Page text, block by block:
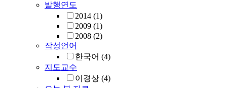
발행연도
2014 (1)
2009 (1)
2008 (2)
작성언어
한국어 (4)
지도교수
이경상 (4)